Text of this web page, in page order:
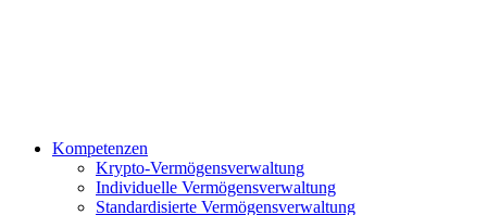
Kompetenzen
Krypto-Vermögensverwaltung
Individuelle Vermögensverwaltung
Standardisierte Vermögensverwaltung